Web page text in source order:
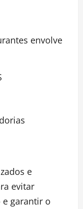
envolve
e
evitar
garantir o